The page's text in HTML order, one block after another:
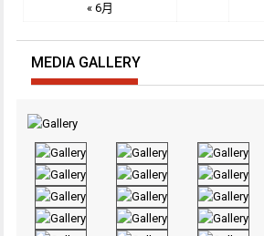
« 6月
MEDIA GALLERY